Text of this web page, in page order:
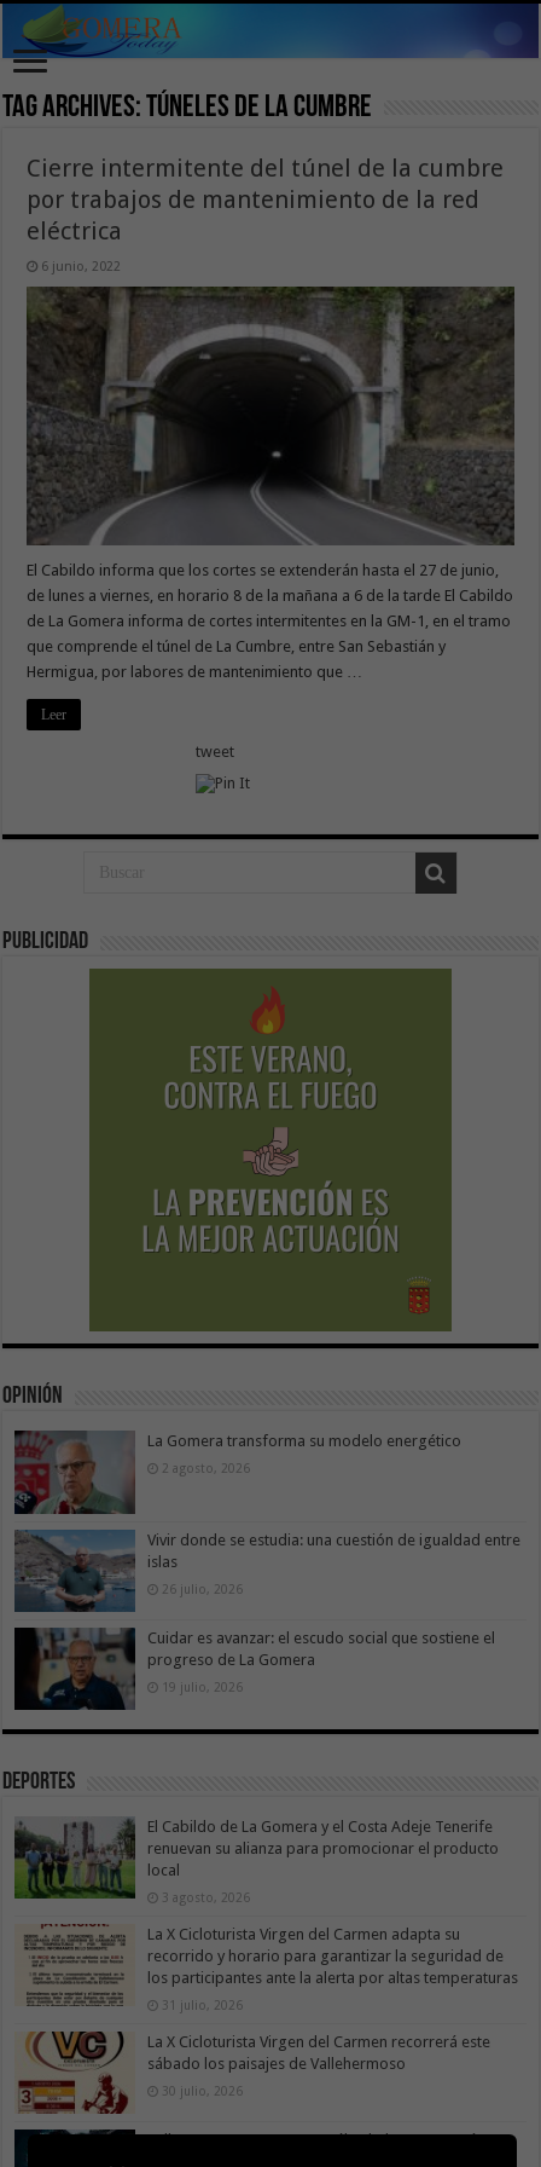
Tag Archives:túneles de la Cumbre
Cierre intermitente del túnel de la cumbre
por trabajos de mantenimiento de la red
eléctrica
6 junio, 2022
El Cabildo informa que los cortes se extenderán hasta el 27 de junio,
de lunes a viernes, en horario 8 de la mañana a 6 de la tarde El Cabildo
de La Gomera informa de cortes intermitentes en la GM-1, en el tramo
que comprende el túnel de La Cumbre, entre San Sebastián y
Hermigua, por labores de mantenimiento que …
Leer
tweet
Publicidad
Opinión
La Gomera transforma su modelo energético
2 agosto, 2026
Vivir donde se estudia: una cuestión de igualdad entre
islas
26 julio, 2026
Cuidar es avanzar: el escudo social que sostiene el
progreso de La Gomera
19 julio, 2026
Deportes
El Cabildo de La Gomera y el Costa Adeje Tenerife
renuevan su alianza para promocionar el producto
local
3 agosto, 2026
La X Cicloturista Virgen del Carmen adapta su
recorrido y horario para garantizar la seguridad de
los participantes ante la alerta por altas temperaturas
31 julio, 2026
La X Cicloturista Virgen del Carmen recorrerá este
sábado los paisajes de Vallehermoso
30 julio, 2026
Valle Gran Rey acoge este sábado la VII Travesía a